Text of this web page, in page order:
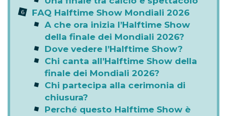
FAQ Halftime Show Mondiali 2026
A che ora inizia l’Halftime Show
della finale dei Mondiali 2026?
Dove vedere l’Halftime Show?
Chi canta all’Halftime Show della
finale dei Mondiali 2026?
Chi partecipa alla cerimonia di
chiusura?
Perché questo Halftime Show è